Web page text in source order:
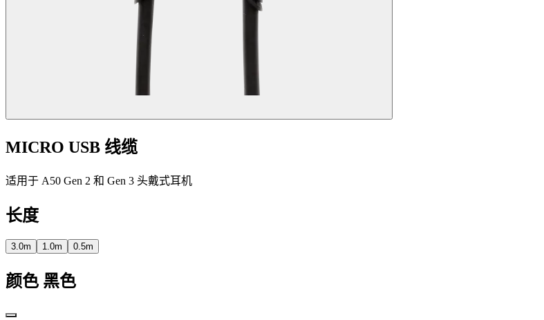
MICRO USB 线缆
适用于 A50 Gen 2 和 Gen 3 头戴式耳机
长度
3.0m 1.0m 0.5m
颜色 黑色